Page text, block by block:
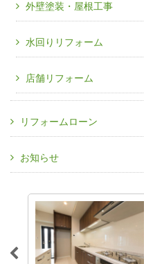
外壁塗装・屋根工事
水回りリフォーム
店舗リフォーム
リフォームローン
お知らせ